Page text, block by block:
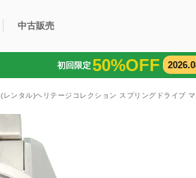
購入可能商品カリトケとは？
Q&A
中古販売
中古販売商品 ブランド一覧
初回限定50%OFF
(レンタル)ヘリテージコレクション スプリングドライブ